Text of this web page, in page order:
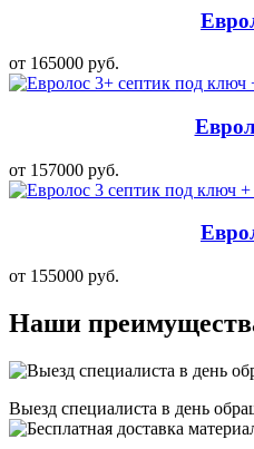
от 165000 руб.
от 157000 руб.
от 155000 руб.
Наши
Выезд специалиста в день